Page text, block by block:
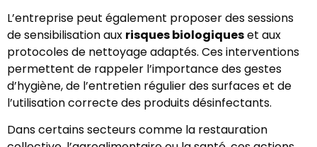
L’entreprise peut également proposer des sessions
de sensibilisation aux risques biologiqueset aux
protocoles de nettoyage adaptés. Ces interventions
permettent de rappeler l’importance des gestes
d’hygiène, de l’entretien régulier des surfaces et de
l’utilisation correcte des produits désinfectants.
Dans certains secteurs comme la restauration